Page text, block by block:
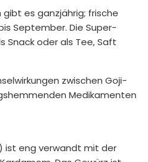
es ganzjährig; frische
September. Die Super-
Snack oder als Tee, Saft
zwischen Goji-
Medikamenten
ist eng verwandt mit der